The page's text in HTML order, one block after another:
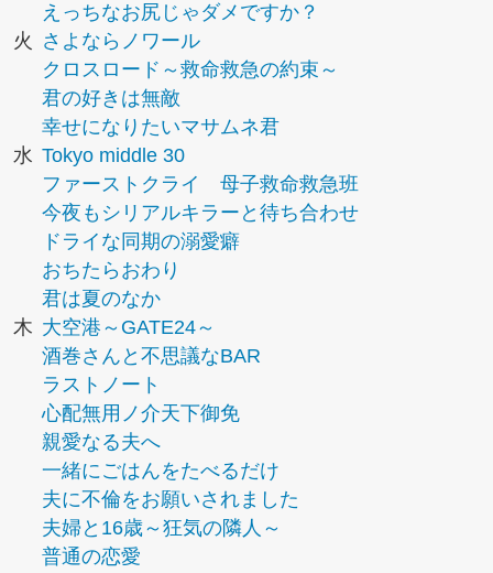
えっちなお尻じゃダメですか？
火
さよならノワール
クロスロード～救命救急の約束～
君の好きは無敵
幸せになりたいマサムネ君
水 Tokyo middle 30
ファーストクライ 母子救命救急班
今夜もシリアルキラーと待ち合わせ
ドライな同期の溺愛癖
おちたらおわり
君は夏のなか
木 大空港～GATE24～
酒巻さんと不思議なBAR
ラストノート
心配無用ノ介天下御免
親愛なる夫へ
一緒にごはんをたべるだけ
夫に不倫をお願いされました
夫婦と16歳～狂気の隣人～
普通の恋愛